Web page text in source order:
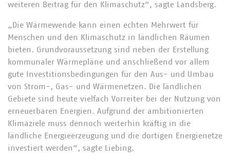
weiteren Beitrag für den Klimaschutz“, sagte Landsberg.
„Die Wärmewende kann einen echten Mehrwert für
Menschen und den Klimaschutz in ländlichen Räumen
bieten. Grundvoraussetzung sind neben der Erstellung
kommunaler Wärmepläne und anschließend vor allem
gute Investitionsbedingungen für den Aus- und Umbau
von Strom-, Gas- und Wärmenetzen. Die ländlichen
Gebiete sind heute vielfach Vorreiter bei der Nutzung von
erneuerbaren Energien. Aufgrund der ambitionierten
Klimaziele muss dennoch weiterhin kräftig in die
ländliche Energieerzeugung und die dortigen Energienetze
investiert werden“, sagte Liebing.